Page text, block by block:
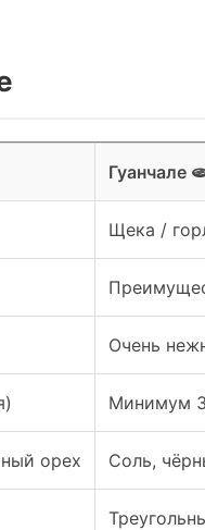
Гуанчале
Щека /
Очень
Минимум 3
орех Соль,